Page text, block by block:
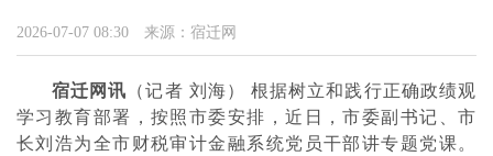
2026-07-07 08:30 来源：宿迁网
宿迁网讯 （记者 刘海） 根据树立和践行正确政绩观
学习教育部署，按照市委安排，近日，市委副书记、市
长刘浩为全市财税审计金融系统党员干部讲专题党课。